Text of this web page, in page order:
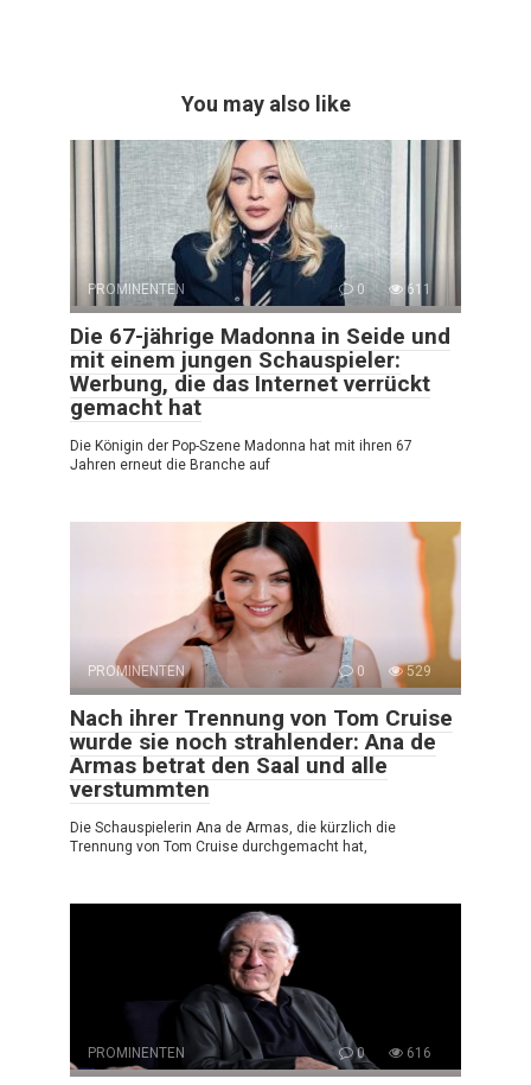
You may also like
PROMINENTEN 0 611
Die 67-jährige Madonna in Seide und
mit einem jungen Schauspieler:
Werbung, die das Internet verrückt
gemacht hat
Die Königin der Pop-Szene Madonna hat mit ihren 67
Jahren erneut die Branche auf
PROMINENTEN 0 529
Nach ihrer Trennung von Tom Cruise
wurde sie noch strahlender: Ana de
Armas betrat den Saal und alle
verstummten
Die Schauspielerin Ana de Armas, die kürzlich die
Trennung von Tom Cruise durchgemacht hat,
PROMINENTEN 0 616